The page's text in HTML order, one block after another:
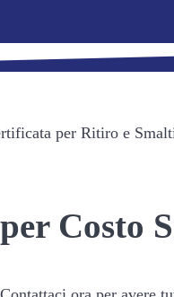
per Ritiro e
Costo